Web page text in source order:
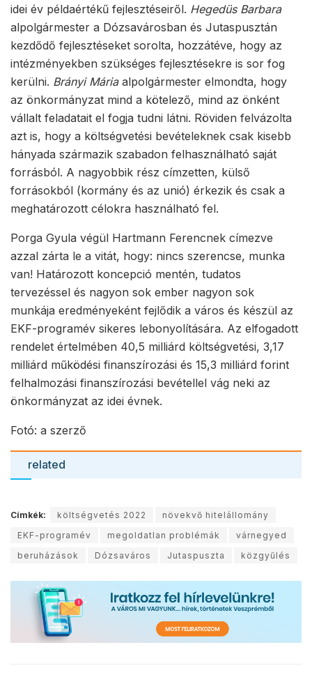
idei év példaértékű fejlesztéseiről. Hegedüs Barbara
alpolgármester a Dózsavárosban és Jutaspusztán
kezdődő fejlesztéseket sorolta, hozzátéve, hogy az
intézményekben szükséges fejlesztésekre is sor fog
kerülni. Brányi Máriaalpolgármester elmondta, hogy
az önkormányzat mind a kötelező, mind az önként
vállalt feladatait el fogja tudni látni. Röviden felvázolta
azt is, hogy a költségvetési bevételeknek csak kisebb
hányada származik szabadon felhasználható saját
forrásból. A nagyobbik rész címzetten, külső
forrásokból (kormány és az unió) érkezik és csak a
meghatározott célokra használható fel.
Porga Gyula végül Hartmann Ferencnek címezve
azzal zárta le a vitát, hogy: nincs szerencse, munka
van! Határozott koncepció mentén, tudatos
tervezéssel és nagyon sok ember nagyon sok
munkája eredményeként fejlődik a város és készül az
EKF-programév sikeres lebonyolítására. Az elfogadott
rendelet értelmében 40,5 milliárd költségvetési, 3,17
milliárd működési finanszírozási és 15,3 milliárd forint
felhalmozási finanszírozási bevétellel vág neki az
önkormányzat az idei évnek.
Fotó: a szerző
related
Címkék: költségvetés 2022
növekvő hitelállomány
EKF-programév
megoldatlan problémák
várnegyed
beruházások
Dózsaváros Jutaspuszta közgyűlés